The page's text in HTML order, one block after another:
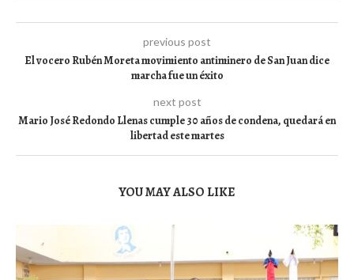
previous post
El vocero Rubén Moreta movimiento antiminero de San Juan dice
marcha fue un éxito
next post
Mario José Redondo Llenas cumple 30 años de condena, quedará en
libertad este martes
YOU MAY ALSO LIKE